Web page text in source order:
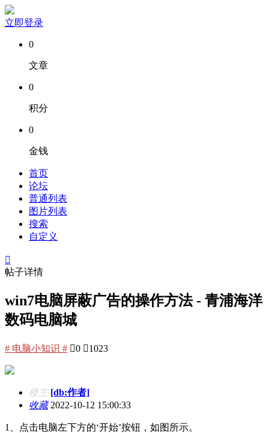
立即登录
0
文章
0
积分
0
金钱
首页
论坛
普通列表
图片列表
搜索
自定义

帖子详情
win7电脑屏蔽广告的操作方法 - 青浦海洋
数码电脑城
# 电脑小知识 # 0 1023
楼主 [db:作者]
收藏2022-10-12 15:00:33
1、点击电脑左下方的‘开始’按钮，如图所示。